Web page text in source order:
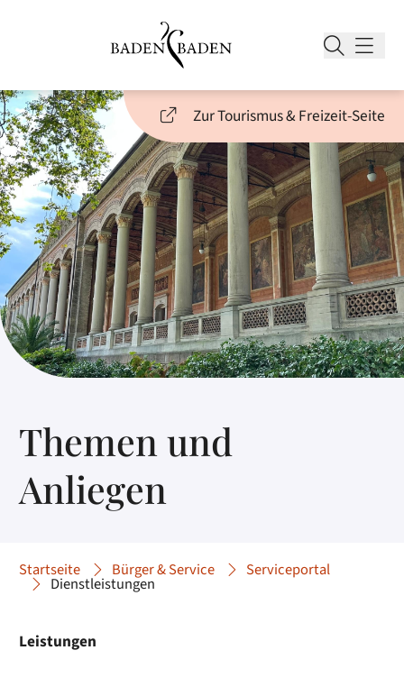
Zur Tourismus & Freizeit-Seite
Themen und
Anliegen
Startseite Bürger & Service Serviceportal
Dienstleistungen
Leistungen